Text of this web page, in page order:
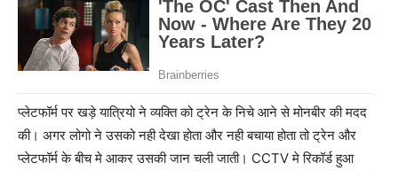
प्लेटफॉर्म पर खड़े यात्रियो ने व्यक्ति को ट्रेन के निचे आने से मोनबीर की मदद
की। अगर लोगो ने उसको नही देखा होता और नही बचाया होता तो ट्रेन और
प्लेटफॉर्म के बीच मे आकर उसकी जान चली जाती। CCTV मे रिकॉर्ड हुआ